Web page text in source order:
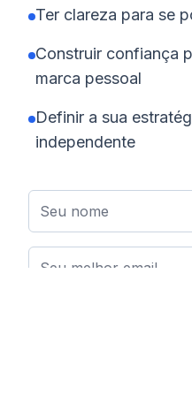
Ter clareza para se
Construir confiança
marca pessoal
Definir a sua
independente